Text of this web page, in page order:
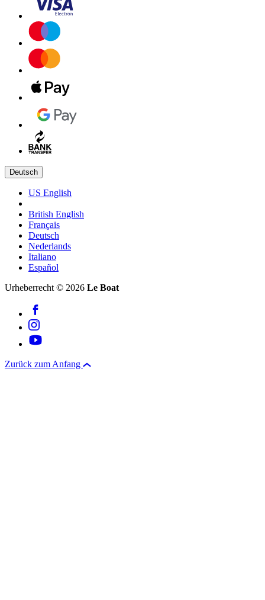
Deutsch
US English
British English
Français
Deutsch
Nederlands
Italiano
Español
Urheberrecht © 2026 Le Boat
Zurück zum Anfang